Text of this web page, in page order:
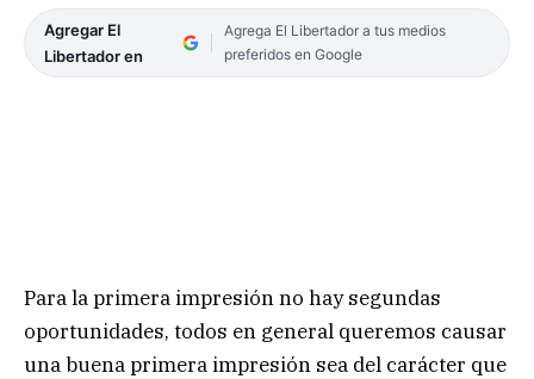
Agregar El
Libertador en
Agrega El Libertador a tus medios
preferidos en Google
Para la primera impresión no hay segundas
oportunidades, todos en general queremos causar
una buena primera impresión sea del carácter que